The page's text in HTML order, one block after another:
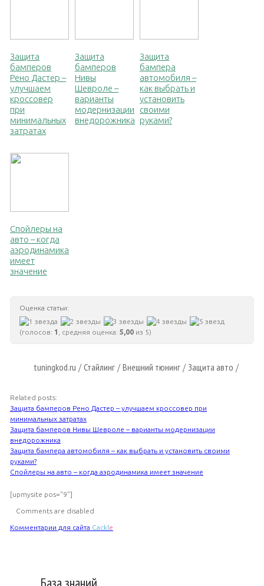
Защита
бамперов
Рено Дастер –
улучшаем
кроссовер
при
минимальных
затратах
Защита
бамперов
Нивы
Шевроле –
варианты
модернизации
внедорожника
Защита
бампера
автомобиля –
как выбрать и
установить
своими
руками?
Спойлеры на
авто – когда
аэродинамика
имеет
значение
Оценка статьи:
(голосов: 1 , средняя оценка: 5,00 из 5)
tuningkod.ru / Стайлинг / Внешний тюнинг / Защита авто /
Related posts:
Защита бамперов Рено Дастер – улучшаем кроссовер при
минимальных затратах
Защита бамперов Нивы Шевроле – варианты модернизации
внедорожника
Защита бампера автомобиля – как выбрать и установить своими
руками?
Спойлеры на авто – когда аэродинамика имеет значение
[upmysite pos="9"]
Comments are disabled
Комментарии для сайта Cackle